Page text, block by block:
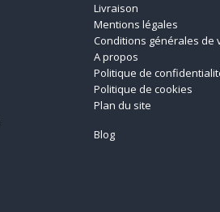
Livraison
Mentions légales
Conditions générales de
A propos
Politique de
Politique de cookies
Plan du site
Blog